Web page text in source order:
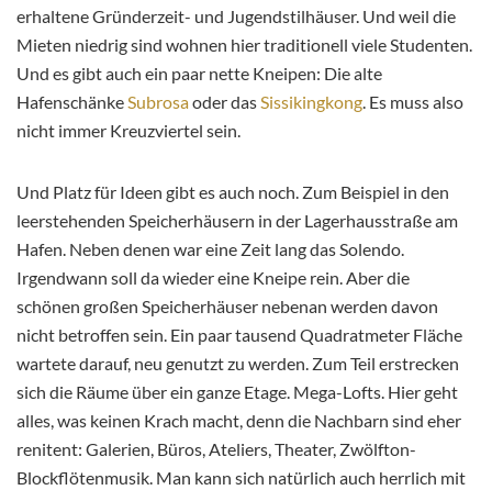
erhaltene Gründerzeit- und Jugendstilhäuser. Und weil die
Mieten niedrig sind wohnen hier traditionell viele Studenten.
Und es gibt auch ein paar nette Kneipen: Die alte
HafenschänkeSubrosaoder dasSissikingkong. Es muss also
nicht immer Kreuzviertel sein.
Und Platz für Ideen gibt es auch noch. Zum Beispiel in den
leerstehenden Speicherhäusern in der Lagerhausstraße am
Hafen. Neben denen war eine Zeit lang das Solendo.
Irgendwann soll da wieder eine Kneipe rein. Aber die
schönen großen Speicherhäuser nebenan werden davon
nicht betroffen sein. Ein paar tausend Quadratmeter Fläche
wartete darauf, neu genutzt zu werden. Zum Teil erstrecken
sich die Räume über ein ganze Etage. Mega-Lofts. Hier geht
alles, was keinen Krach macht, denn die Nachbarn sind eher
renitent: Galerien, Büros, Ateliers, Theater, Zwölfton-
Blockflötenmusik. Man kann sich natürlich auch herrlich mit